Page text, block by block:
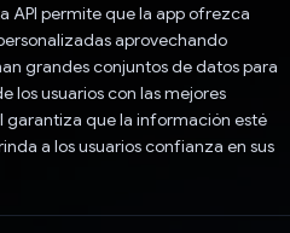
API permite que la app ofrezca
aprovechando
grandes conjuntos de datos para
los usuarios con las mejores
garantiza que la información esté
a los usuarios confianza en sus